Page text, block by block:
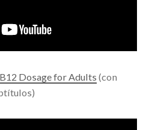
Dosage for Adults (con